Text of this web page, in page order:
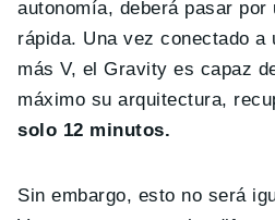
autonomía, deberá pasar
rápida. Una vez conectado a
más V, el Gravity es capaz
máximo su arquitectura,
solo 12 minutos.
Sin embargo, esto no será